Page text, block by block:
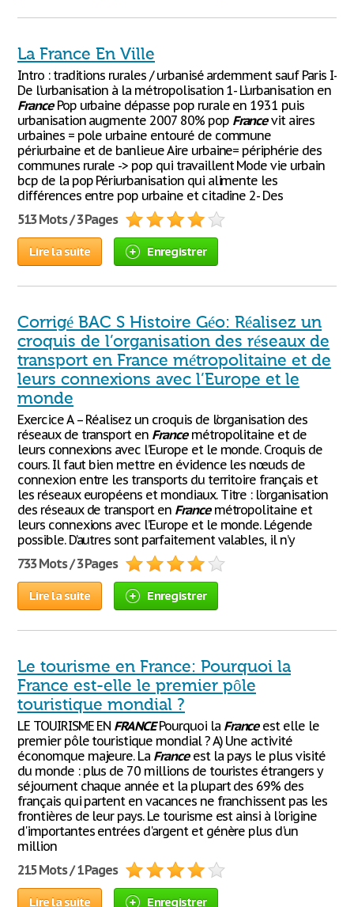
La France En Ville
Intro : traditions rurales / urbanisé ardemment sauf Paris I-
De l’urbanisation à la métropolisation 1- L’urbanisation en
FrancePop urbaine dépasse pop rurale en 1931 puis
urbanisation augmente 2007 80% pop Francevit aires
urbaines = pole urbaine entouré de commune
périurbaine et de banlieue Aire urbaine= périphérie des
communes rurale -> pop qui travaillent Mode vie urbain
bcp de la pop Périurbanisation qui alimente les
différences entre pop urbaine et citadine 2- Des
513 Mots / 3 Pages
Lire la suite Enregistrer
Corrigé BAC S Histoire Géo: Réalisez un
croquis de l’organisation des réseaux de
transport en France métropolitaine et de
leurs connexions avec l’Europe et le
monde
Exercice A – Réalisez un croquis de l’organisation des
réseaux de transport en Francemétropolitaine et de
leurs connexions avec l’Europe et le monde. Croquis de
cours. Il faut bien mettre en évidence les nœuds de
connexion entre les transports du territoire français et
les réseaux européens et mondiaux. Titre : l’organisation
des réseaux de transport en Francemétropolitaine et
leurs connexions avec l’Europe et le monde. Légende
possible. D’autres sont parfaitement valables, il n’y
733 Mots / 3 Pages
Lire la suite Enregistrer
Le tourisme en France: Pourquoi la
France est-elle le premier pôle
touristique mondial ?
LE TOUIRISME EN FRANCEPourquoi la Franceest elle le
premier pôle touristique mondial ? A) Une activité
économque majeure. La Franceest la pays le plus visité
du monde : plus de 70 millions de touristes étrangers y
séjournent chaque année et la plupart des 69% des
français qui partent en vacances ne franchissent pas les
frontières de leur pays. Le tourisme est ainsi à l'origine
d'importantes entrées d'argent et génère plus d'un
million
215 Mots / 1 Pages
Lire la suite Enregistrer